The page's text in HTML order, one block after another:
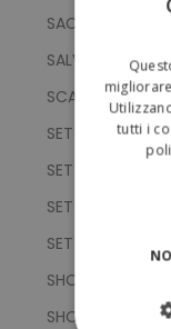
SACCHE IN RPET
SALVADANAI
SCATOLA DA
SET BLOCK
SET PENNE DI
SET PENNE DI
SET UTENSILI
SHOPPER
SHOPPER
tutti i